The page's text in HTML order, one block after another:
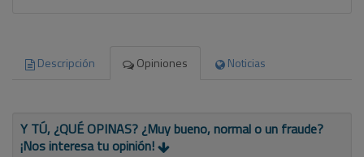
Descripción Opiniones Noticias
Y TÚ, ¿QUÉ OPINAS? ¿Muy bueno, normal o un fraude?
¡Nos interesa tu opinión!